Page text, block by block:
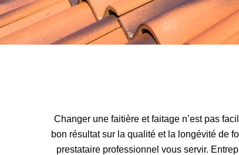
Changer une faitière et faitage n’est pas
bon résultat sur la qualité et la longévité de
prestataire professionnel vous servir.